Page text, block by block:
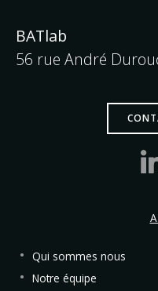
BATlab
56 rue André
Qui sommes nous
Notre équipe